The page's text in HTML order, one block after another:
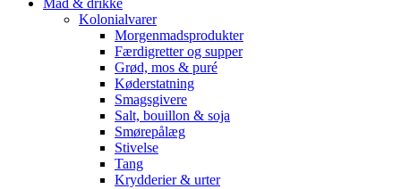
Mad & drikke
Kolonialvarer
Morgenmadsprodukter
Færdigretter og supper
Grød, mos & puré
Køderstatning
Smagsgivere
Salt, bouillon & soja
Smørepålæg
Stivelse
Tang
Krydderier & urter